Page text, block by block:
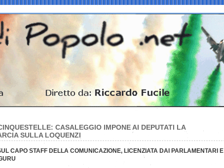
CASALEGGIO IMPONE AI DEPUTATI LA
SULLA LOQUENZI
CAPO STAFF DELLA COMUNICAZIONE, LICENZIATA DAI PARLAMENTARI E